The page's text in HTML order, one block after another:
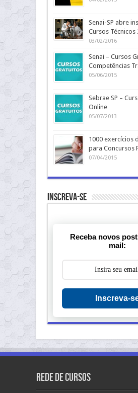
Senai-SP abre
Cursos Técnicos
03/02/2016
Senai – Cursos
Competências
05/06/2015
Sebrae SP –
Online
05/07/2013
1000 exercícios
para Concursos
07/04/2015
Inscreva-se
Receba novos
mail:
Inscreva-
Rede de Cursos